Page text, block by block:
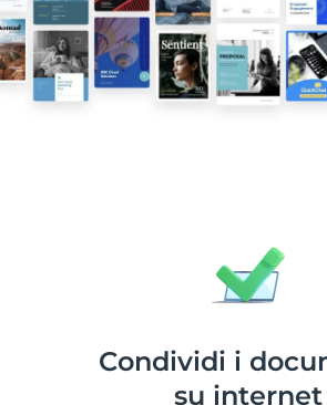
Condividi i
su internet